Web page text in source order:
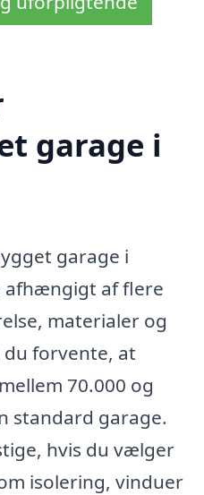
garage i
garage i
afhængigt af flere
materialer og
du forvente, at
70.000 og
standard garage.
hvis du vælger
isolering, vinduer